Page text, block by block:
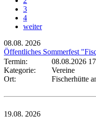
3
4
weiter
08.08. 2026
Öffentliches Sommerfest
Termin:
08.08.2026
Kategorie:
Vereine
Ort:
Fischerhütte
19.08. 2026